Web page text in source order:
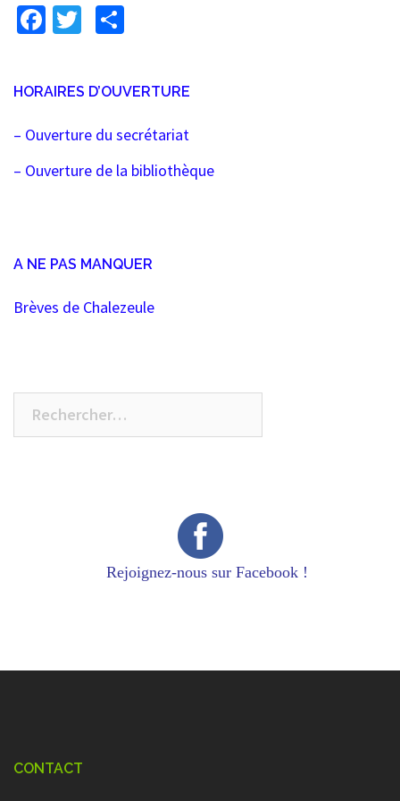
Facebook
Twitter
HORAIRES D’OUVERTURE
– Ouverture du secrétariat
– Ouverture de la bibliothèque
A NE PAS MANQUER
Brèves de Chalezeule
Rechercher :
Rejoignez-nous sur Facebook !
CONTACT